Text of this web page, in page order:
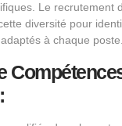
Le recrutement
diversité pour
à chaque poste.